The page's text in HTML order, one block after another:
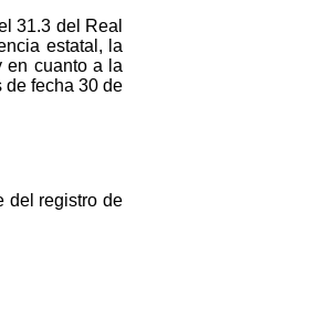
31.3 del Real
estatal, la
en cuanto a la
de fecha 30 de
del registro de